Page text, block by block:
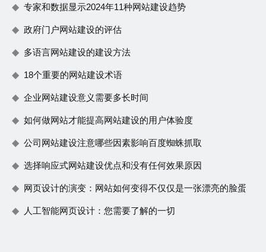
专家和数据显示2024年11种网站建设趋势
政府门户网站建设的评估
多语言网站建设的建设方法
18个重要的网站建设术语
企业网站建设意义需要多长时间
如何做网站才能提高网站建设的用户体验度
公司网站建设注意哪些因素影响百度蜘蛛抓取
选择响应式网站建设优点和没有任何效果原因
网页设计的演变：网站如何变得不仅仅是一张漂亮的脸蛋
人工智能网页设计：您需要了解的一切